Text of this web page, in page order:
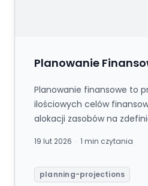
Planowanie
Planowanie finansowe to
ilościowych celów
alokacji zasobów na
19 lut 2026 1 min czytania
planning-projections